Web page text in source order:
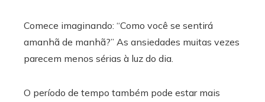
Comece imaginando: “Como você se sentirá
amanhã de manhã?” As ansiedades muitas vezes
parecem menos sérias à luz do dia.
O período de tempo também pode estar mais